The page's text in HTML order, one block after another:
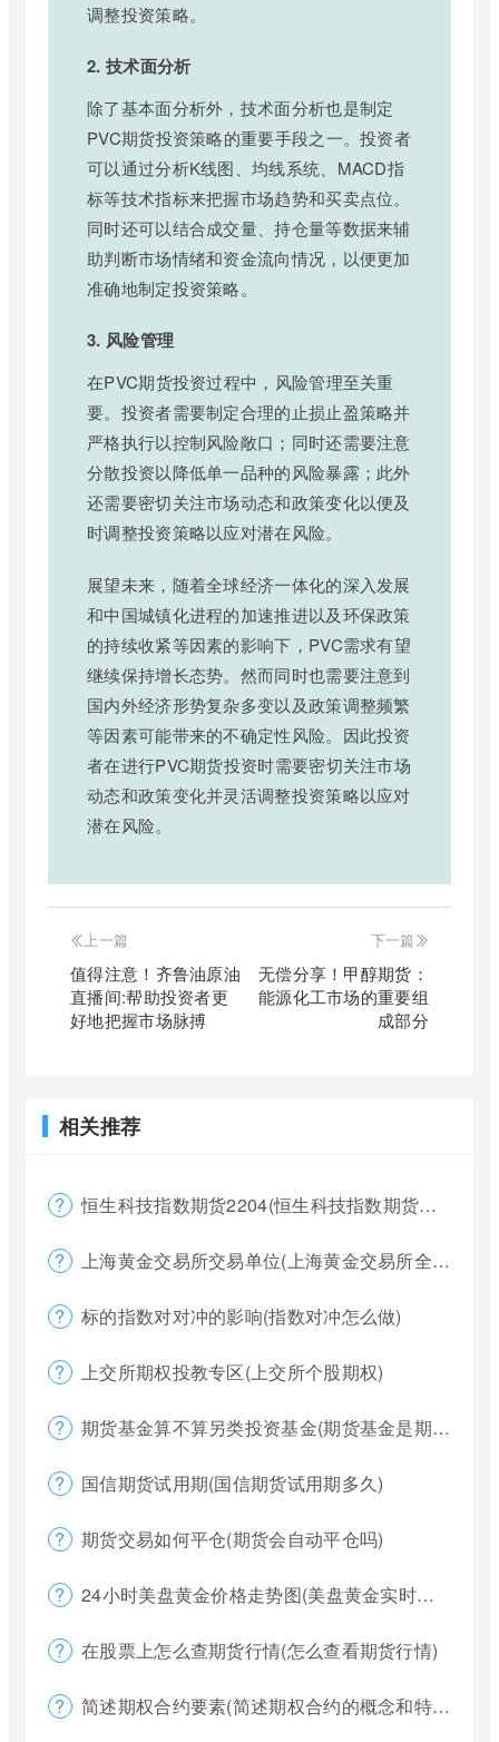
调整投资策略。
2. 技术面分析
除了基本面分析外，技术面分析也是制定
PVC期货投资策略的重要手段之一。投资者
可以通过分析K线图、均线系统、MACD指
标等技术指标来把握市场趋势和买卖点位。
同时还可以结合成交量、持仓量等数据来辅
助判断市场情绪和资金流向情况，以便更加
准确地制定投资策略。
3. 风险管理
在PVC期货投资过程中，风险管理至关重
要。投资者需要制定合理的止损止盈策略并
严格执行以控制风险敞口；同时还需要注意
分散投资以降低单一品种的风险暴露；此外
还需要密切关注市场动态和政策变化以便及
时调整投资策略以应对潜在风险。
展望未来，随着全球经济一体化的深入发展
和中国城镇化进程的加速推进以及环保政策
的持续收紧等因素的影响下，PVC需求有望
继续保持增长态势。然而同时也需要注意到
国内外经济形势复杂多变以及政策调整频繁
等因素可能带来的不确定性风险。因此投资
者在进行PVC期货投资时需要密切关注市场
动态和政策变化并灵活调整投资策略以应对
潜在风险。
上一篇
值得注意！齐鲁油原油
直播间:帮助投资者更
好地把握市场脉搏
下一篇
无偿分享！甲醇期货：
能源化工市场的重要组
成部分
相关推荐
恒生科技指数期货2204(恒生科技指数期货夜盘)
上海黄金交易所交易单位(上海黄金交易所全称)
标的指数对对冲的影响(指数对冲怎么做)
上交所期权投教专区(上交所个股期权)
期货基金算不算另类投资基金(期货基金是期货还是基金)
国信期货试用期(国信期货试用期多久)
期货交易如何平仓(期货会自动平仓吗)
24小时美盘黄金价格走势图(美盘黄金实时行情怎么看)
在股票上怎么查期货行情(怎么查看期货行情)
简述期权合约要素(简述期权合约的概念和特点)